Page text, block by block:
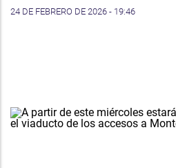
24 DE FEBRERO DE 2026 - 19:46